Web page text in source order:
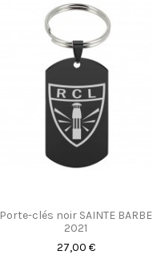
Porte-clés noir SAINTE BARBE
2021
27,00 €